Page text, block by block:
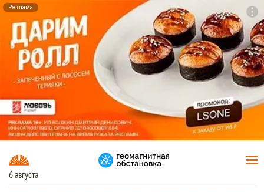
Реклама
6 августа